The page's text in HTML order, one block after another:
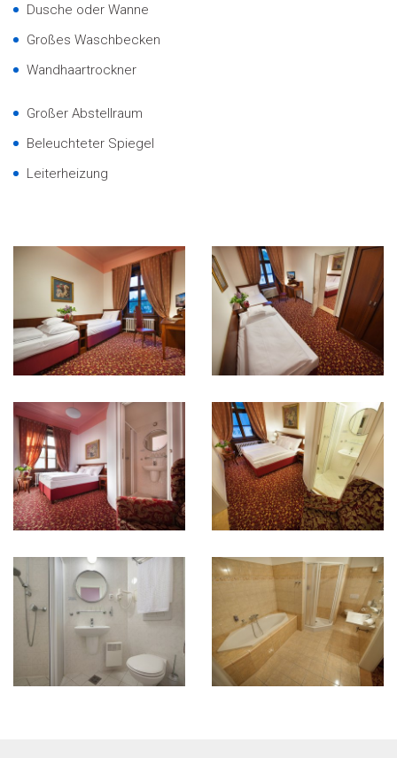
Dusche oder Wanne
Großes Waschbecken
Wandhaartrockner
Großer Abstellraum
Beleuchteter Spiegel
Leiterheizung